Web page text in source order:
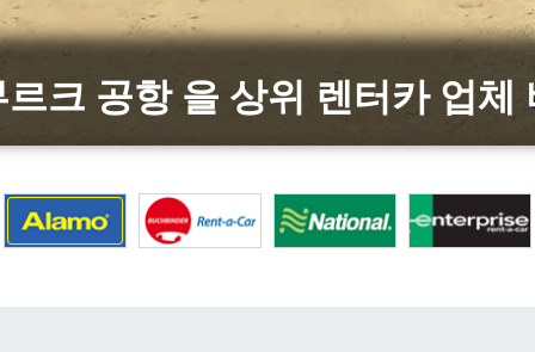
크 공항 을 상위 렌터카 업체